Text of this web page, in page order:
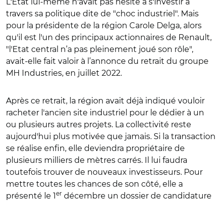
travers sa politique dite de "choc industriel". Mais
pour la présidente de la région Carole Delga, alors
qu'il est l'un des principaux actionnaires de Renault,
"l'Etat central n’a pas pleinement joué son rôle",
avait-elle fait valoir à l’annonce du retrait du groupe
MH Industries, en juillet 2022.
Après ce retrait, la région avait déjà indiqué vouloir
racheter l'ancien site industriel pour le dédier à un
ou plusieurs autres projets. La collectivité reste
aujourd'hui plus motivée que jamais. Si la transaction
se réalise enfin, elle deviendra propriétaire de
plusieurs milliers de mètres carrés. Il lui faudra
toutefois trouver de nouveaux investisseurs. Pour
mettre toutes les chances de son côté, elle a
présenté le 1er décembre un dossier de candidature